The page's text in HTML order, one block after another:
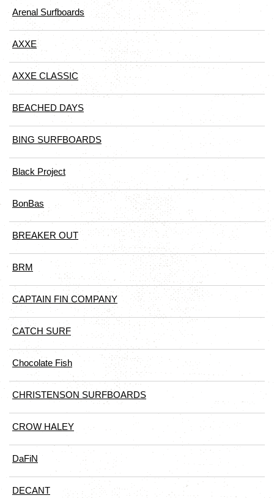
Arenal Surfboards
AXXE
AXXE CLASSIC
BEACHED DAYS
BING SURFBOARDS
Black Project
BonBas
BREAKER OUT
BRM
CAPTAIN FIN COMPANY
CATCH SURF
Chocolate Fish
CHRISTENSON SURFBOARDS
CROW HALEY
DaFiN
DECANT